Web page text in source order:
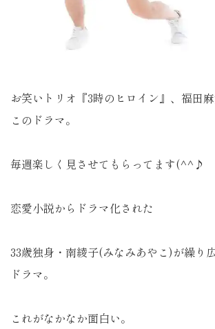
お笑いトリオ『3時のヒロイン』、福田
このドラマ。
毎週楽しく見させてもらってます(^^♪
恋愛小説からドラマ化された
33歳独身・南綾子(みなみあやこ)が繰り
ドラマ。
これがなかなか面白い。